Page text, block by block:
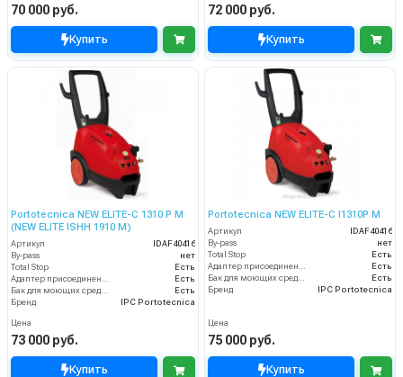
70 000 руб.
Купить
72 000 руб.
Купить
Portotecnica NEW ELITE-C 1310 P M
(NEW ELITE ISHH 1910 M)
Артикул
IDAF40416
By-pass
нет
Total Stop
Есть
Адаптер присоединения к шлангу
Есть
Бак для моющих средств
Есть
Бренд
IPC Portotecnica
Цена
73 000 руб.
Купить
Portotecnica NEW ELITE-C I1310P M
Артикул
IDAF40416
By-pass
нет
Total Stop
Есть
Адаптер присоединения к шлангу
Есть
Бак для моющих средств
Есть
Бренд
IPC Portotecnica
Цена
75 000 руб.
Купить